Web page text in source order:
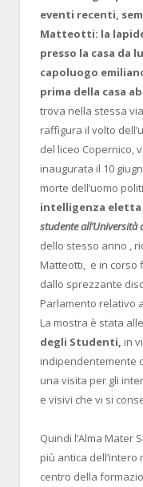
eventi recenti,
Matteotti: la
presso la casa da
capoluogo
prima della casa
trova nella stessa
raffigura il volto
del liceo Copernico,
inaugurata il 10
morte dell’uomo
intelligenza eletta
studente all’Università
dello stesso anno ,
Matteotti, e in corso
dallo sprezzante
Parlamento relativo
La mostra è stata
degli Studenti, in
indipendentemente
una visita per gli
e visivi che vi si
Quindi l’Alma Mater
più antica
centro della